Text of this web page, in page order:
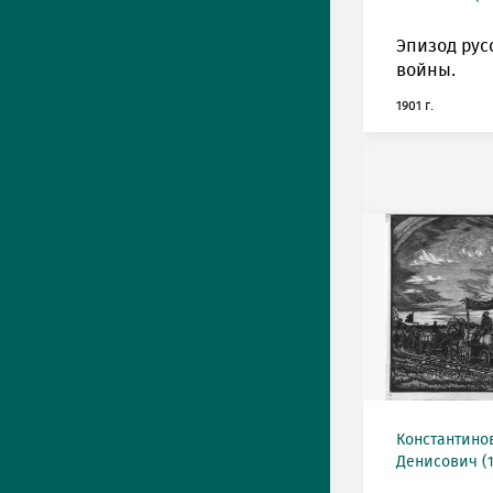
Эпизод
войны.
1901 г.
Денисович